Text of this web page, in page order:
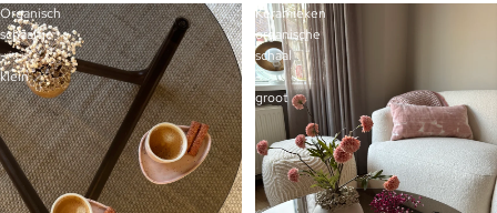
Organisch
schaaltje
-
klein
Keramieken
organische
schaal
-
groot